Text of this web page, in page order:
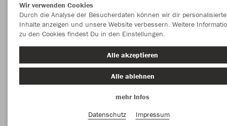
Nachhaltig Farbe
Wir verwenden Cookies
Durch die Analyse der Besucherdaten können wir dir personalisierte
Inhalte anzeigen und unsere Website verbessern. Weitere
zu den Cookies findest Du in den Einstellungen.
Alle akzeptieren
Alle ablehnen
mehr Infos
Datenschutz
Impressum